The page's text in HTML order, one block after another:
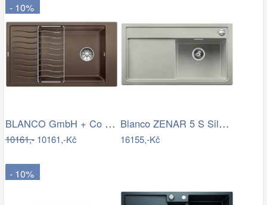
- 10%
BLANCO GmbH + Co KG Granitový dřez…
10161,-10161,-Kč
Blanco ZENAR 5 S Silgranit perlově šedá…
16155,-Kč
- 10%